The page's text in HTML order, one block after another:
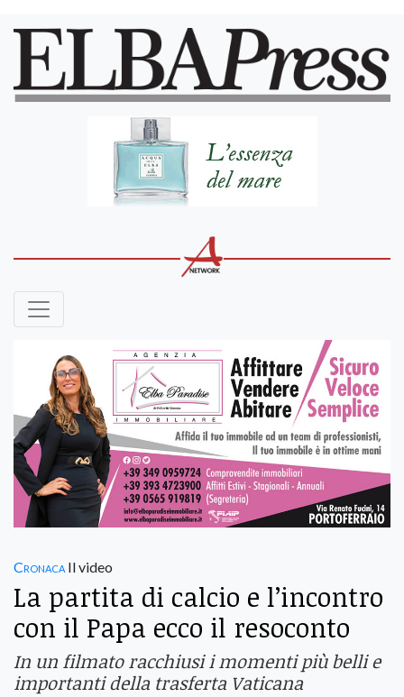
Cronaca Il video
La partita di calcio e l’incontro
con il Papa ecco il resoconto
In un filmato racchiusi i momenti più belli e
importanti della trasferta Vaticana